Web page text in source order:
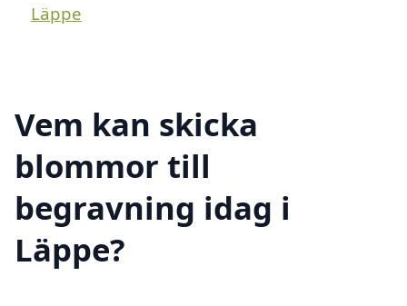
Läppe
Vem kan skicka
blommor till
begravning idag i
Läppe?